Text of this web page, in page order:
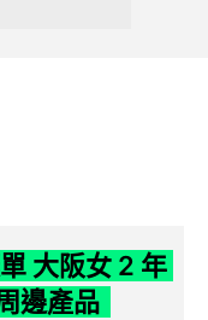
大阪女 2 年
邊產品